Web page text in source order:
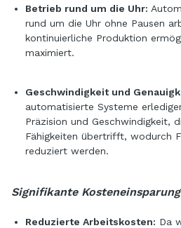
Betrieb rund um die Uhr:
rund um die Uhr ohne Pausen
kontinuierliche Produktion
maximiert.
Geschwindigkeit und
automatisierte Systeme
Präzision und Geschwindigkeit,
Fähigkeiten übertrifft, wodurch
reduziert werden.
Signifikante
Reduzierte Arbeitskosten: Da